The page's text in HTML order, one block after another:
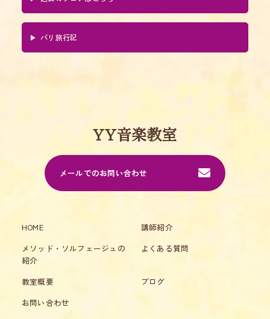
パリ旅行記
YY音楽教室
メールでのお問い合わせ
HOME
講師紹介
メソッド・ソルフェージュの
紹介
よくある質問
教室概要
ブログ
お問い合わせ